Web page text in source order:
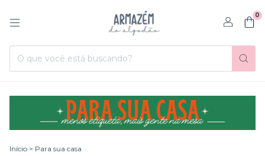
0
Início > Para sua casa